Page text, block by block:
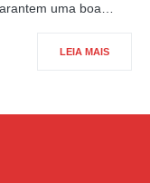
uma boa…
LEIA MAIS